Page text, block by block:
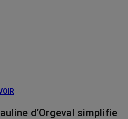
d’Orgeval simplifie